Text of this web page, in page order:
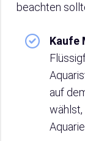
beachten
Kaufe
auf
wählst,